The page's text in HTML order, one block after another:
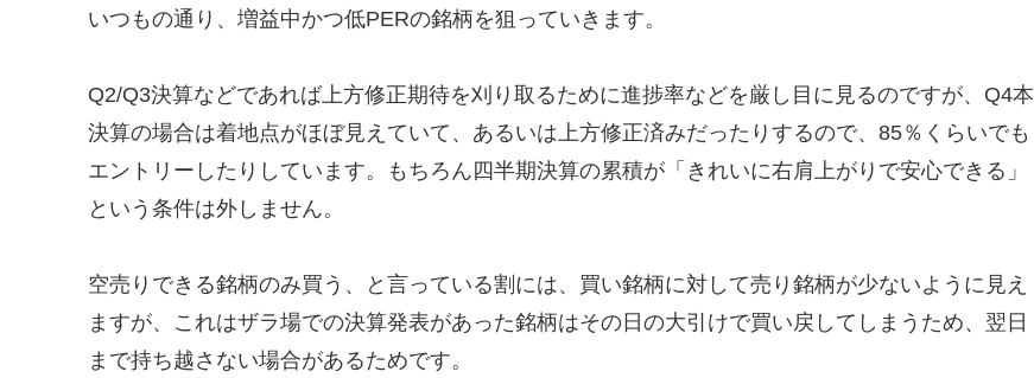
いつもの通り、増益中かつ低PERの銘柄を狙っていきます。
Q2/Q3決算などであれば上方修正期待を刈り取るために進捗率などを厳し目に見るのですが、Q4本
決算の場合は着地点がほぼ見えていて、あるいは上方修正済みだったりするので、85％くらいでも
エントリーしたりしています。もちろん四半期決算の累積が「きれいに右肩上がりで安心できる」
という条件は外しません。
空売りできる銘柄のみ買う、と言っている割には、買い銘柄に対して売り銘柄が少ないように見え
ますが、これはザラ場での決算発表があった銘柄はその日の大引けで買い戻してしまうため、翌日
まで持ち越さない場合があるためです。